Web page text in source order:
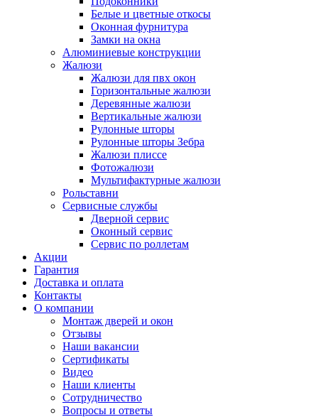
Белые и цветные откосы
Оконная фурнитура
Замки на окна
Алюминиевые конструкции
Жалюзи
Жалюзи для пвх окон
Горизонтальные жалюзи
Деревянные жалюзи
Вертикальные жалюзи
Рулонные шторы
Рулонные шторы Зебра
Жалюзи плиссе
Фотожалюзи
Мультифактурные жалюзи
Рольставни
Сервисные службы
Дверной сервис
Оконный сервис
Сервис по роллетам
Акции
Гарантия
Доставка и оплата
Контакты
О компании
Монтаж дверей и окон
Отзывы
Наши вакансии
Сертификаты
Видео
Наши клиенты
Сотрудничество
Вопросы и ответы